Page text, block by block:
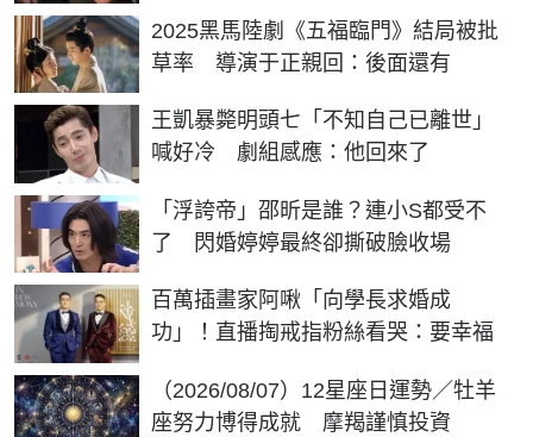
2025黑馬陸劇《五福臨門》結局被批
草率 導演于正親回：後面還有
王凱暴斃明頭七「不知自己已離世」
喊好冷 劇組感應：他回來了
「浮誇帝」邵昕是誰？連小S都受不
了 閃婚婷婷最終卻撕破臉收場
百萬插畫家阿啾「向學長求婚成
功」！直播掏戒指粉絲看哭：要幸福
（2026/08/07）12星座日運勢／牡羊
座努力博得成就 摩羯謹慎投資